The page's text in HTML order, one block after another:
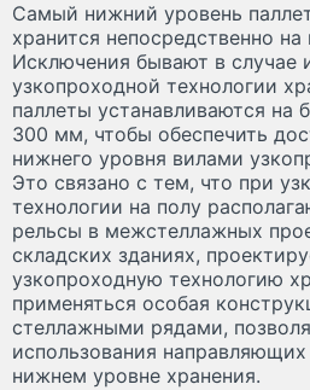
Самый нижний уровень
хранится непосредственно на
Исключения бывают в случае
узкопроходной технологии
паллеты устанавливаются на
300 мм, чтобы обеспечить
нижнего уровня вилами
Это связано с тем, что при
технологии на полу
рельсы в межстеллажных
складских зданиях,
узкопроходную технологию
применяться особая
стеллажными рядами,
использования
нижнем уровне хранения.